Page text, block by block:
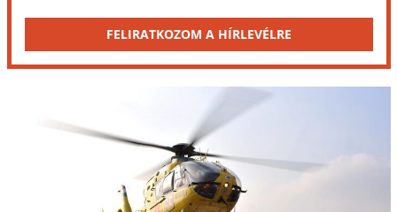
FELIRATKOZOM A HÍRLEVÉLRE